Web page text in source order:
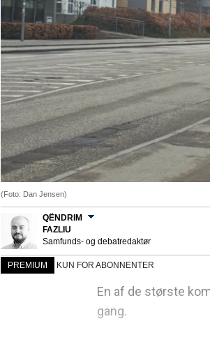
(Foto: Dan Jensen)
QËNDRIM
FAZLIU
Samfunds- og debatredaktør
PREMIUM KUN FOR ABONNENTER
En af de største
gang.